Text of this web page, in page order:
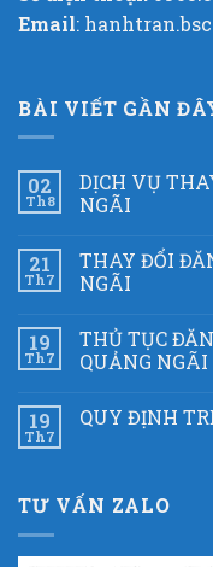
Email:
BÀI VIẾT GẦN
02
Th8
DỊCH VỤ
NGÃI
21
Th7
THAY ĐỔI
NGÃI
19
Th7
THỦ TỤC
QUẢNG NGÃI
19
Th7
QUY ĐỊNH
TƯ VẤN ZALO